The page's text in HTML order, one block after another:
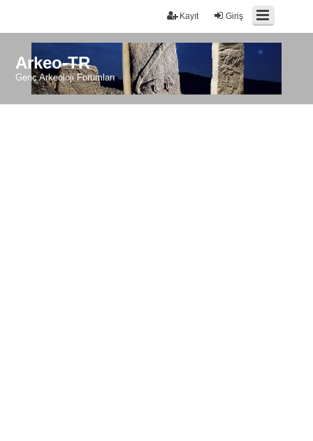
Giriş
Kayıt
Arkeo-TR
Genç Arkeoloji Forumları